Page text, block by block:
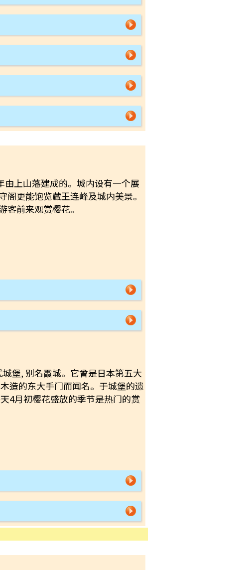
由上山藩建成的。城内设有一个展
更能饱览藏王连峰及城内美景。
前来观赏樱花。
堡, 别名霞城。它曾是日本第五大
造的东大手门而闻名。于城堡的遗
4月初樱花盛放的季节是热门的赏